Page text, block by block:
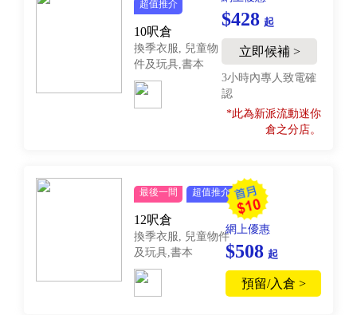
超值推介
10呎倉
換季衣服, 兒童物
件及玩具,書本
$428 起
立即候補 >
3小時內專人致電確
認
*此為新派流動迷你
倉之分店。
最後一間 超值推介
12呎倉
換季衣服, 兒童物件
及玩具,書本
網上優惠
$508 起
預留/入倉 >